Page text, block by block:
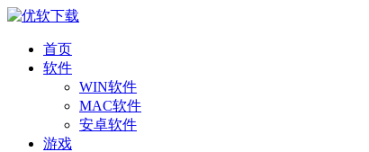
首页
软件
WIN软件
MAC软件
安卓软件
游戏